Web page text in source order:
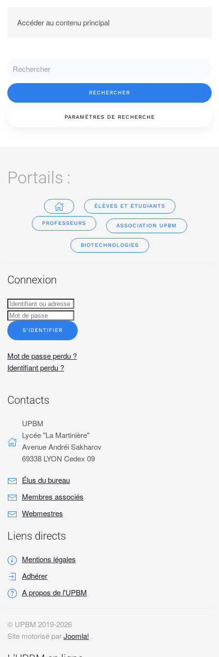
Accéder au contenu principal
UPBM
RECHERCHER
PARAMÈTRES DE RECHERCHE
Portails :
ÉLÈVES ET ÉTUDIANTS
PROFESSEURS ASSOCIATION UPBM
BIOTECHNOLOGIES
Connexion
S'IDENTIFIER
Mot de passe perdu ?
Identifiant perdu ?
Contacts
UPBM
Lycée "La Martinière"
Avenue Andréi Sakharov
69338 LYON Cedex 09
Élus du bureau
Membres associés
Webmestres
Liens directs
Mentions légales
Adhérer
A propos de l'UPBM
© UPBM 2019-2026
Site motorisé parJoomla! .